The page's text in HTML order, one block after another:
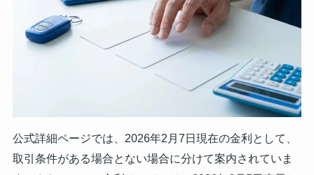
公式詳細ページでは、2026年2月7日現在の金利として、
取引条件がある場合とない場合に分けて案内されていま